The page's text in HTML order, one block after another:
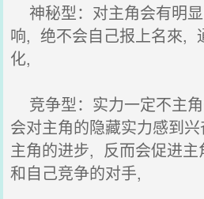
神秘型：对主角会有明
响, 绝不会自己报上名來,
化,
竞争型：实力一定不主
会对主角的隐藏实力感到
主角的进步, 反而会促进
和自己竞争的对手,